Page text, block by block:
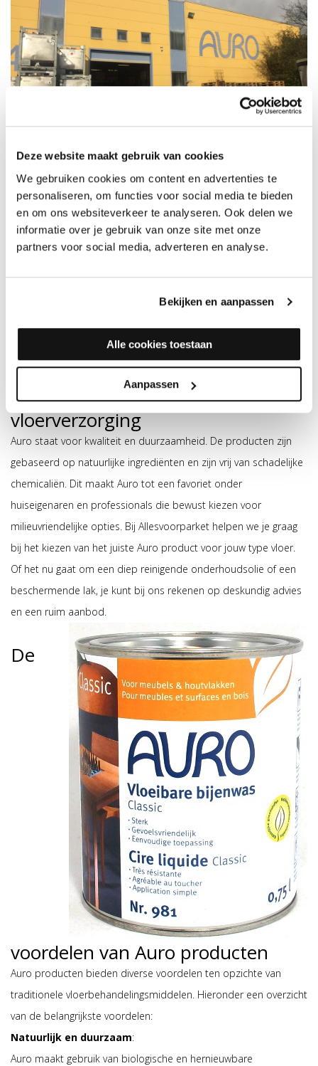
Deze website maakt gebruik van cookies
We gebruiken cookies om content en advertenties te
personaliseren, om functies voor social media te bieden
en om ons websiteverkeer te analyseren. Ook delen we
informatie over je gebruik van onze site met onze
partners voor social media, adverteren en analyse.
Bekijken en aanpassen
Alle cookies toestaan
Aanpassen
Auro staat bekend om haar hoogwaardige, ecologische
producten voor het behandelen en onderhouden van vloeren.
Bij Allesvoorparket bieden wij een uitgebreid assortiment Auro
producten aan, variërend van natuurlijke vloeroliën en
hebt, met de milieuvriendelijke producten van Auro zorg je voor
een langdurige bescherming en een prachtige afwerking van je
Auro staat voor duurzame
vloerverzorging
Auro staat voor kwaliteit en duurzaamheid. De producten zijn
gebaseerd op natuurlijke ingrediënten en zijn vrij van schadelijke
chemicaliën. Dit maakt Auro tot een favoriet onder
huiseigenaren en professionals die bewust kiezen voor
milieuvriendelijke opties. Bij Allesvoorparket helpen we je graag
bij het kiezen van het juiste Auro product voor jouw type vloer.
Of het nu gaat om een diep reinigende onderhoudsolie of een
beschermende lak, je kunt bij ons rekenen op deskundig advies
en een ruim aanbod.
De
voordelen van Auro producten
Auro producten bieden diverse voordelen ten opzichte van
traditionele vloerbehandelingsmiddelen. Hieronder een overzicht
van de belangrijkste voordelen:
Natuurlijk en duurzaam:
Auro maakt gebruik van biologische en hernieuwbare